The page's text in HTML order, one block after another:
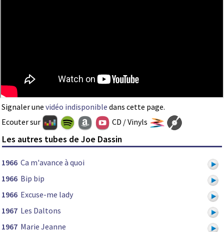
Signaler une vidéo indisponible dans cette page.
Ecouter sur
CD / Vinyls
Les autres tubes de Joe Dassin
1966 Ca m'avance à quoi
1966 Bip bip
1966 Excuse-me lady
1967 Les Daltons
1967 Marie Jeanne